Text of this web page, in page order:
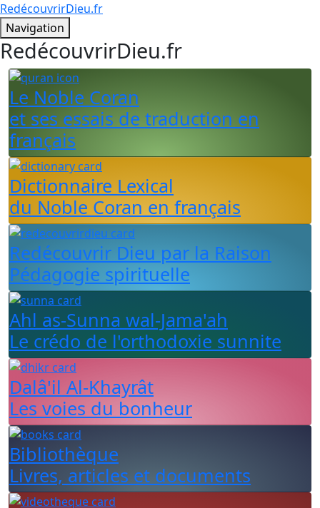
RedécouvrirDieu.fr
Navigation
RedécouvrirDieu.fr
Le Noble Coran
et ses essais de traduction en
français
Dictionnaire Lexical
du Noble Coran en français
Redécouvrir Dieu par la Raison
Pédagogie spirituelle
Ahl as-Sunna wal-Jama'ah
Le crédo de l'orthodoxie sunnite
Dalâ'il Al-Khayrât
Les voies du bonheur
Bibliothèque
Livres, articles et documents